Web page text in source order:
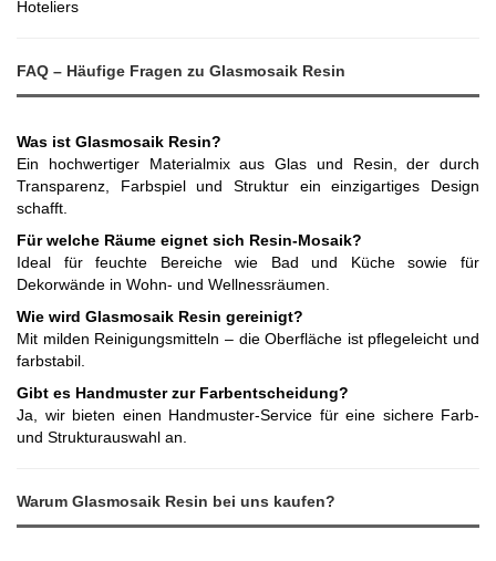
Hoteliers
FAQ – Häufige Fragen zu Glasmosaik Resin
Was ist Glasmosaik Resin?
Ein hochwertiger Materialmix aus Glas und Resin, der durch
Transparenz, Farbspiel und Struktur ein einzigartiges Design
schafft.
Für welche Räume eignet sich Resin-Mosaik?
Ideal für feuchte Bereiche wie Bad und Küche sowie für
Dekorwände in Wohn- und Wellnessräumen.
Wie wird Glasmosaik Resin gereinigt?
Mit milden Reinigungsmitteln – die Oberfläche ist pflegeleicht und
farbstabil.
Gibt es Handmuster zur Farbentscheidung?
Ja, wir bieten einen Handmuster-Service für eine sichere Farb-
und Strukturauswahl an.
Warum Glasmosaik Resin bei uns kaufen?